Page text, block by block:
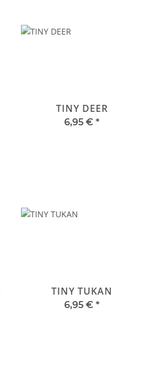
TINY DEER
6,95 € *
TINY TUKAN
6,95 € *